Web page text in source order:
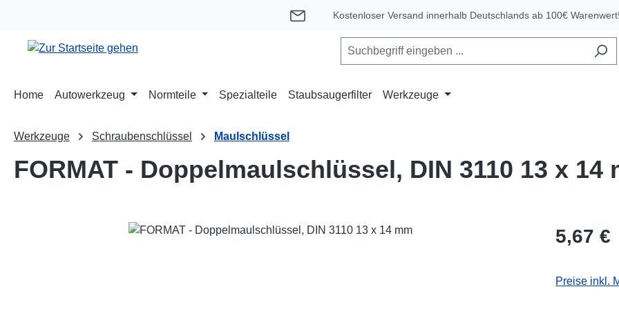
Kostenloser Versand innerhalb Deutschlands ab 100€ Warenwert!
Home Autowerkzeug Normteile Spezialteile Staubsaugerfilter Werkzeuge
Werkzeuge Schraubenschlüssel Maulschlüssel
FORMAT - Doppelmaulschlüssel, DIN 3110 13 x 14
Bildergalerie überspringen Regulärer
5,67 €
Preise inkl.